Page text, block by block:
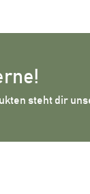
steht dir